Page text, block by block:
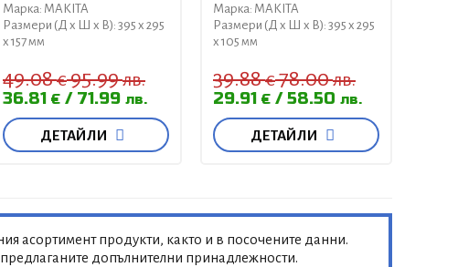
Марка: MAKITA
Размери (Д x Ш x В): 395 x 295
x 157 мм
49.08€95.99лв.
36.81 € 71.99 лв.
ДЕТАЙЛИ
Марка: MAKITA
Размери (Д x Ш x В): 395 x 295
x 105 мм
39.88€78.00лв.
29.91 € 58.50 лв.
ДЕТАЙЛИ
асортимент продукти, както и в посочените данни.
допълнителни принадлежности.